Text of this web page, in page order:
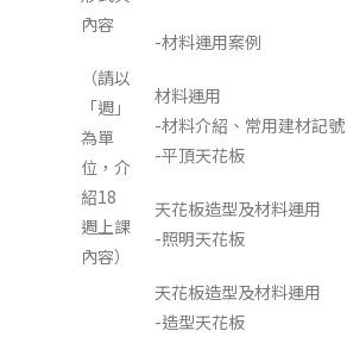
內容
（請以
「週」
為單
位，介
紹18
週上課
內容）
-材料運用案例
材料運用
-材料介紹、常用建材記號
-平頂天花板
天花板造型及材料運用
-照明天花板
天花板造型及材料運用
-造型天花板